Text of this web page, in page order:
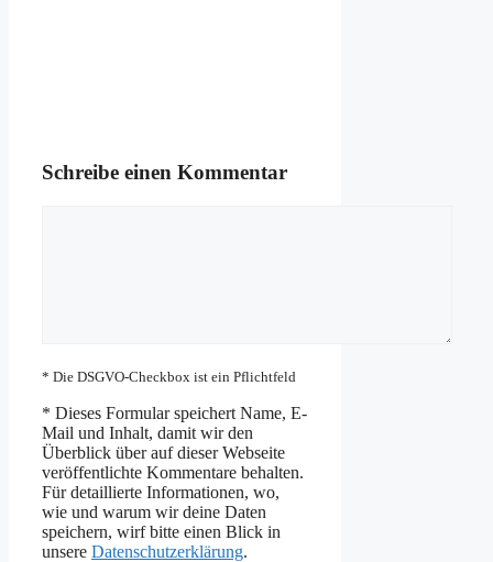
Schreibe einen Kommentar
* Die DSGVO-Checkbox ist ein Pflichtfeld
* Dieses Formular speichert Name, E-
Mail und Inhalt, damit wir den
Überblick über auf dieser Webseite
veröffentlichte Kommentare behalten.
Für detaillierte Informationen, wo,
wie und warum wir deine Daten
speichern, wirf bitte einen Blick in
unsere Datenschutzerklärung.